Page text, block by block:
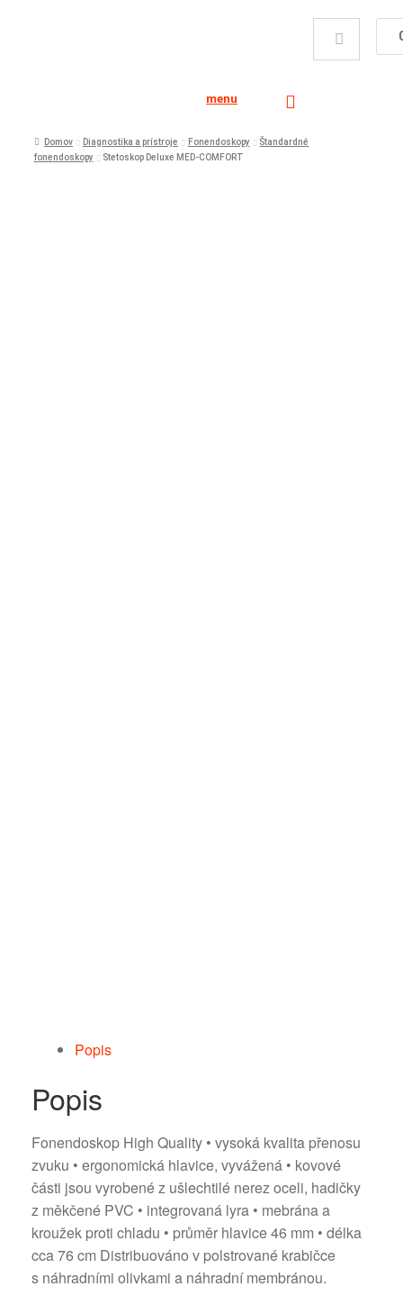
menu
Domov Diagnostika a prístroje Fonendoskopy
Štandardné
fonendoskopy
Stetoskop Deluxe MED-COMFORT
Popis
Popis
Fonendoskop High Quality • vysoká kvalita přenosu
zvuku • ergonomická hlavice, vyvážená • kovové
části jsou vyrobené z ušlechtilé nerez oceli, hadičky
z měkčené PVC • integrovaná lyra • mebrána a
kroužek proti chladu • průměr hlavice 46 mm • délka
cca 76 cm Distribuováno v polstrované krabičce
s náhradními olivkami a náhradní membránou.